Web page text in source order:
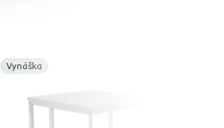
Vynáška